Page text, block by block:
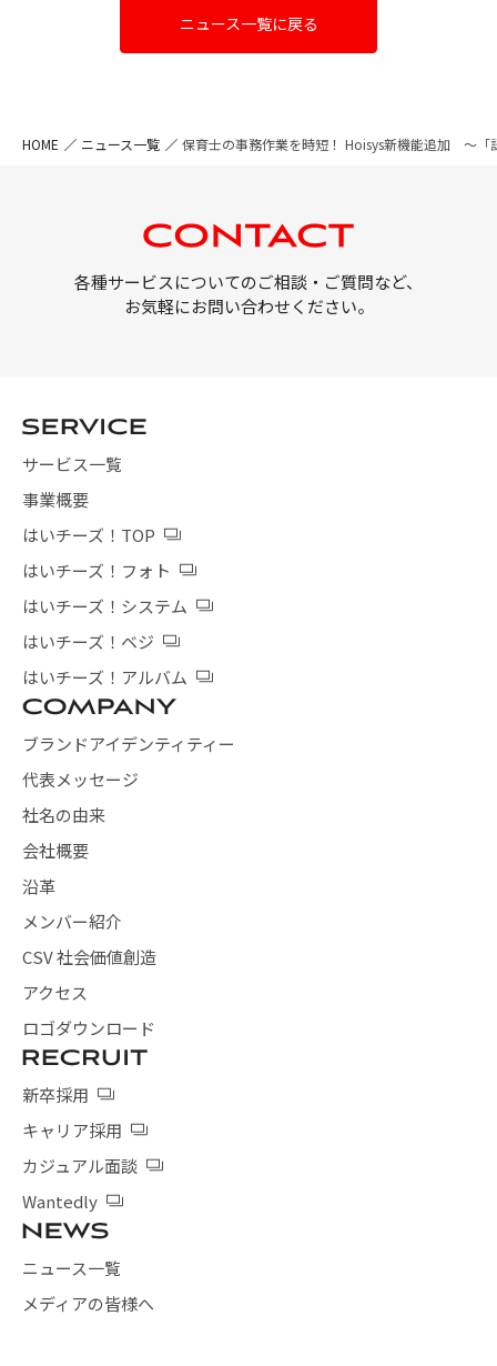
ニュース一覧に戻る
HOME ニュース一覧 保育士の事務作業を時短！ Hoisys新機能追加 ～「
各種サービスについてのご相談・ご質問など、
お気軽にお問い合わせください。
サービス一覧
事業概要
はいチーズ！TOP
はいチーズ！フォト
はいチーズ！システム
はいチーズ！ベジ
はいチーズ！アルバム
ブランドアイデンティティー
代表メッセージ
社名の由来
会社概要
沿革
メンバー紹介
CSV 社会価値創造
アクセス
ロゴダウンロード
新卒採用
キャリア採用
カジュアル面談
Wantedly
ニュース一覧
メディアの皆様へ